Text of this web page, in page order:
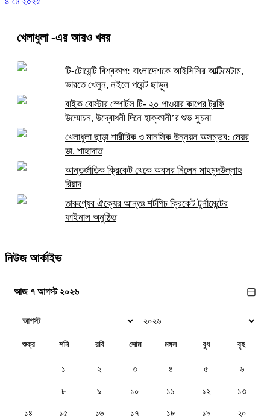
খেলাধুলা-এর আরও খবর
টি-টোয়েন্টি বিশ্বকাপ: বাংলাদেশকে আইসিসির আল্টিমেটাম,
ভারতে খেলুন, নইলে পয়েন্ট ছাড়ুন
বাইক বোস্টার স্পোর্টস টি- ২০ পাওয়ার কাপের ট্রফি
উম্মোচন, উদ্বোধনী দিনে হাক্কানী’র শুভ সুচনা
খেলাধুলা ছাড়া শারীরিক ও মানসিক উন্নয়ন অসম্ভব: মেয়র
ডা. শাহাদাত
আন্তর্জাতিক ক্রিকেট থেকে অবসর নিলেন মাহমুদউল্লাহ
রিয়াদ
তারুণ্যের ঐক্যের আন্তঃ শর্টপিচ ক্রিকেট টুর্নামেন্টের
ফাইনাল অনুষ্ঠিত
নিউজ আর্কাইভ
আজ ৭ আগস্ট ২০২৬
শুক্র শনি রবি সোম মঙ্গল বুধ বৃহ
১ ২ ৩ ৪ ৫ ৬
৮ ৯ ১০ ১১ ১২ ১৩
১৪ ১৫ ১৬ ১৭ ১৮ ১৯ ২০